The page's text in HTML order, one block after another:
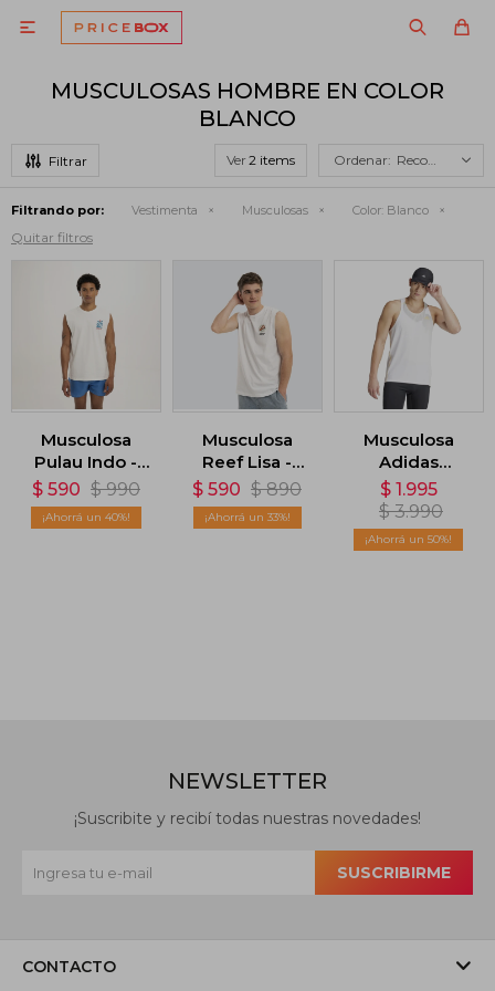

MUSCULOSAS HOMBRE EN COLOR
BLANCO
Ver Recomendados
Filtrando por: Vestimenta Musculosas Color: Blanco
Quitar filtros
Musculosa
Pulau Indo -
Blanco
$ 590 $ 990
40
Musculosa
Reef Lisa -
Blanco
$ 590 $ 890
33
Musculosa
Adidas
Adizero
Running -
Blanco
$ 1.995
$ 3.990
50
CONTACTO
NEWSLETTER
¡Suscribite y recibí todas nuestras novedades!
SUSCRIBIRME